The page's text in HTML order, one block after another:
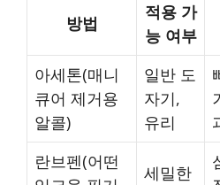
방법
적용 가
능 여부
아세톤(매니
큐어 제거용
알콜)
일반 도
자기,
유리
란브펜(어떤
세밀한